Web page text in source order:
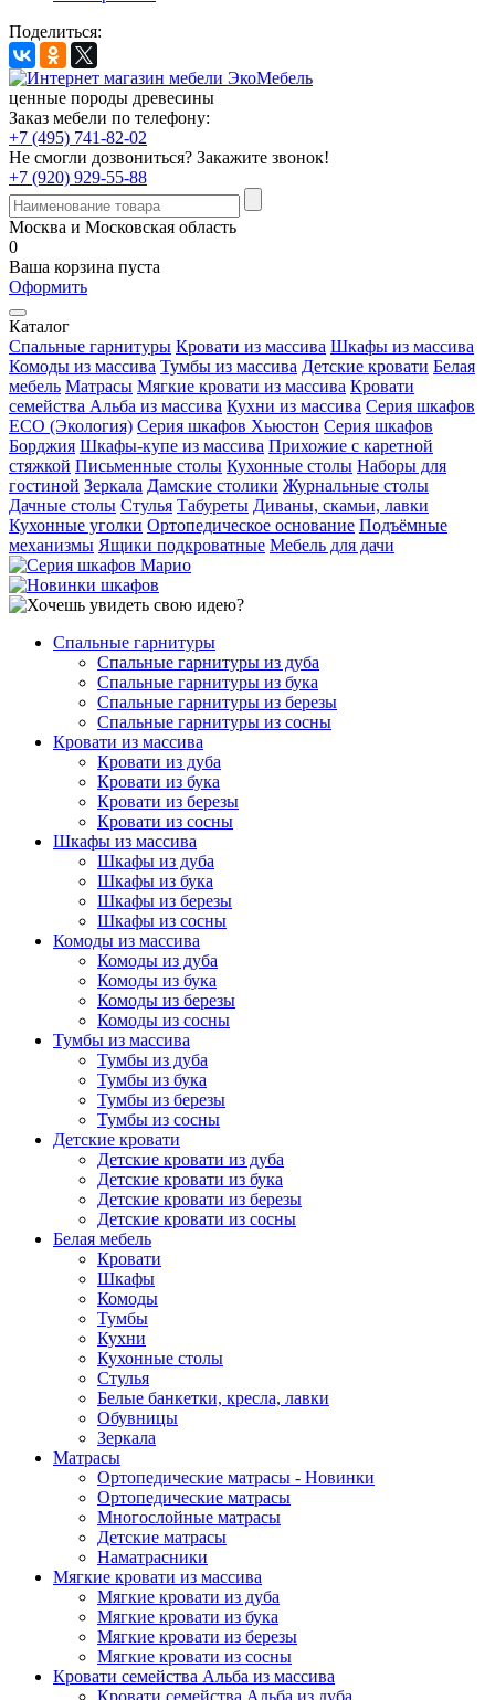
Поделиться:
ценные породы древесины
Заказ мебели по телефону:
+7 (495) 741-82-02
Не смогли дозвониться? Закажите звонок!
+7 (920) 929-55-88
Москва и Московская область
0
Ваша корзина пуста
Оформить
Каталог
Спальные гарнитуры Кровати из массива Шкафы из массива
Комоды из массива Тумбы из массива Детские кровати Белая
мебель Матрасы Мягкие кровати из массива Кровати
семейства Альба из массива Кухни из массива Серия шкафов
ECO (Экология) Серия шкафов Хьюстон Серия шкафов
Борджия Шкафы-купе из массива Прихожие с каретной
стяжкой Письменные столы Кухонные столы Наборы для
гостиной Зеркала Дамские столики Журнальные столы
Дачные столы Стулья Табуреты Диваны, скамьи, лавки
Кухонные уголки Ортопедическое основание Подъёмные
механизмы Ящики подкроватные Мебель для дачи
Спальные гарнитуры
Спальные гарнитуры из дуба
Спальные гарнитуры из бука
Спальные гарнитуры из березы
Спальные гарнитуры из сосны
Кровати из массива
Кровати из дуба
Кровати из бука
Кровати из березы
Кровати из сосны
Шкафы из массива
Шкафы из дуба
Шкафы из бука
Шкафы из березы
Шкафы из сосны
Комоды из массива
Комоды из дуба
Комоды из бука
Комоды из березы
Комоды из сосны
Тумбы из массива
Тумбы из дуба
Тумбы из бука
Тумбы из березы
Тумбы из сосны
Детские кровати
Детские кровати из дуба
Детские кровати из бука
Детские кровати из березы
Детские кровати из сосны
Белая мебель
Кровати
Шкафы
Комоды
Тумбы
Кухни
Кухонные столы
Стулья
Белые банкетки, кресла, лавки
Обувницы
Зеркала
Матрасы
Ортопедические матрасы - Новинки
Ортопедические матрасы
Многослойные матрасы
Детские матрасы
Наматрасники
Мягкие кровати из массива
Мягкие кровати из дуба
Мягкие кровати из бука
Мягкие кровати из березы
Мягкие кровати из сосны
Кровати семейства Альба из массива
Кровати семейства Альба из дуба